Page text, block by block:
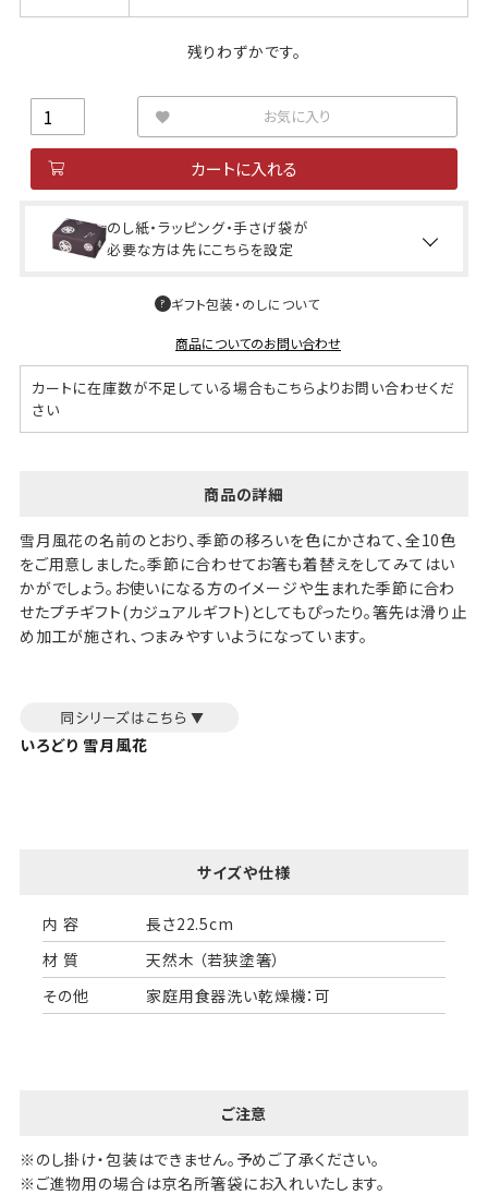
残りわずかです。
お気に入り
カートに入れる
のし紙・ラッピング・手さげ袋が
必要な方は先にこちらを設定
ギフト包装・のしについて
商品についてのお問い合わせ
カートに在庫数が不足している場合もこちらよりお問い合わせくだ
さい
商品の詳細
雪月風花の名前のとおり、季節の移ろいを色にかさねて、全10色
をご用意しました。季節に合わせてお箸も着替えをしてみてはい
かがでしょう。お使いになる方のイメージや生まれた季節に合わ
せたプチギフト(カジュアルギフト)としてもぴったり。箸先は滑り止
め加工が施され、つまみやすいようになっています。
いろどり 雪月風花
サイズや仕様
内 容
長さ22.5cm
材 質
天然木 （若狭塗箸）
その他
家庭用食器洗い乾燥機：可
ご注意
※のし掛け・包装はできません。予めご了承ください。
※ご進物用の場合は京名所箸袋にお入れいたします。